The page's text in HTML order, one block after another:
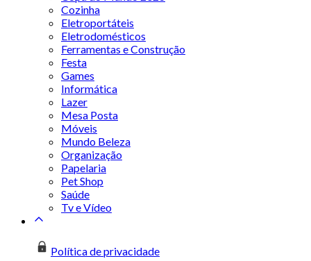
Cozinha
Eletroportáteis
Eletrodomésticos
Ferramentas e Construção
Festa
Games
Informática
Lazer
Mesa Posta
Móveis
Mundo Beleza
Organização
Papelaria
Pet Shop
Saúde
Tv e Vídeo
Política de privacidade